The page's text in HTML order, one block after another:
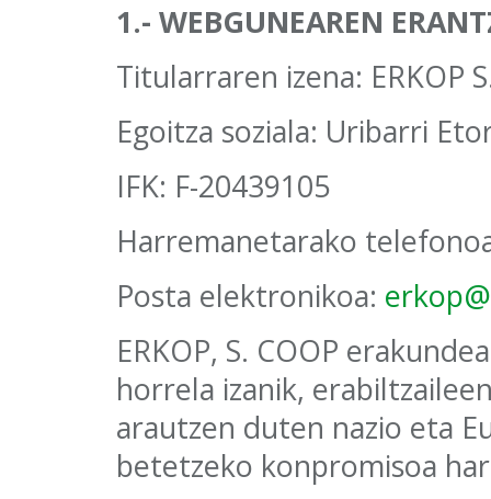
1.- WEBGUNEAREN
Titularraren izena: ERKOP
Egoitza soziala: Uribarri
IFK: F-20439105
Harremanetarako
Posta elektronikoa:
ERKOP, S. COOP
horrela izanik,
arautzen duten nazio eta
betetzeko konpromisoa